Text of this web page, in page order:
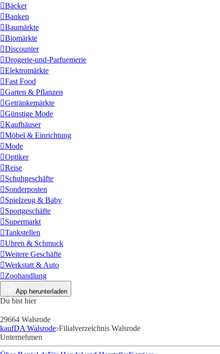
Bäcker
Banken
Baumärkte
Biomärkte
Discounter
Drogerie-und-Parfuemerie
Elektromärkte
Fast Food
Garten & Pflanzen
Getränkemärkte
Günstige Mode
Kaufhäuser
Möbel & Einrichtung
Mode
Optiker
Reise
Schuhgeschäfte
Sonderposten
Spielzeug & Baby
Sportgeschäfte
Supermarkt
Tankstellen
Uhren & Schmuck
Weitere Geschäfte
Werkstatt & Auto
Zoohandlung
App herunterladen
Du bist hier
29664 Walsrode
kaufDA Walsrode Filialverzeichnis Walsrode
Unternehmen